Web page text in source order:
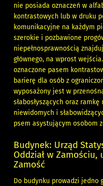
nie posiada oznaczeń w
kontrastowych lub w druku
komunikacyjne na każdym
szerokie i pozbawione
niepełnosprawnością
głównego, na wprost
oznaczone pasem
barierę dla osób z
wyposażony jest w
słabosłyszących oraz
niewidomych i
psem asystującym osobom
Budynek: Urząd
Oddział w Zamościu,
Zamość
Do budynku prowadzi jedno